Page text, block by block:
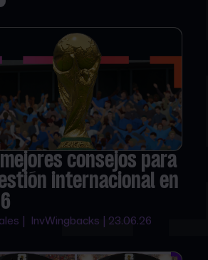
consejos para
internacional en
| InvWingbacks | 23.06.26